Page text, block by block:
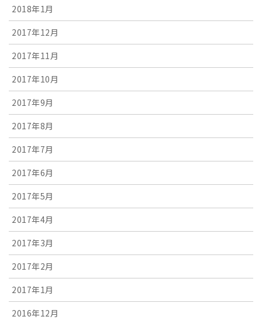
2018年1月
2017年12月
2017年11月
2017年10月
2017年9月
2017年8月
2017年7月
2017年6月
2017年5月
2017年4月
2017年3月
2017年2月
2017年1月
2016年12月